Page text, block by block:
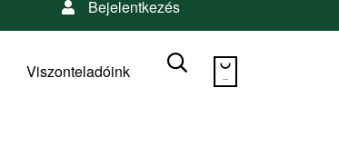
Bejelentkezés
Skip
Viszonteladóink  
...